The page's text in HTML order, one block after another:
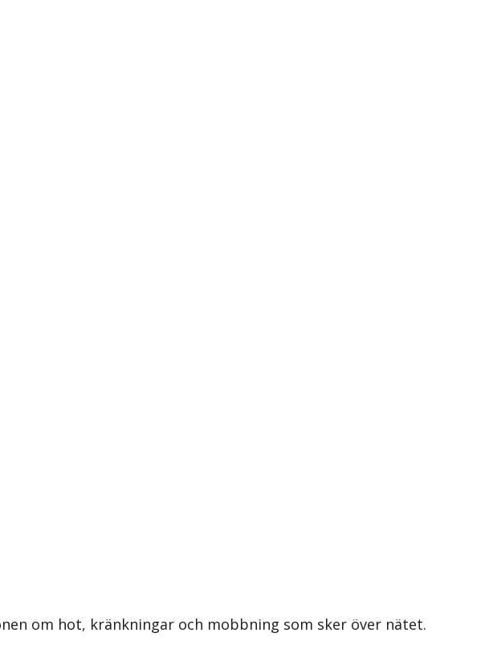
om hot, kränkningar och mobbning som sker över nätet.